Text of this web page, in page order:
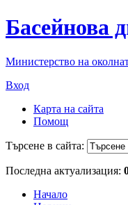
Басейнова
Министерство на
Вход
Карта на сайта
Помощ
Търсене в сайта:
Последна актуализация:
Начало